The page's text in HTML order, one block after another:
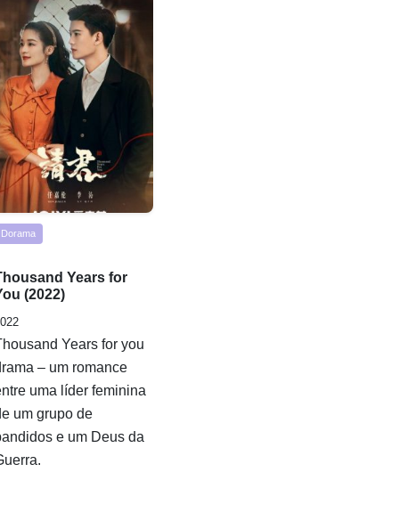
Dorama
0,0
of
Years for
(2022)
Years for you
– um romance
uma líder feminina
um grupo de
e um Deus da